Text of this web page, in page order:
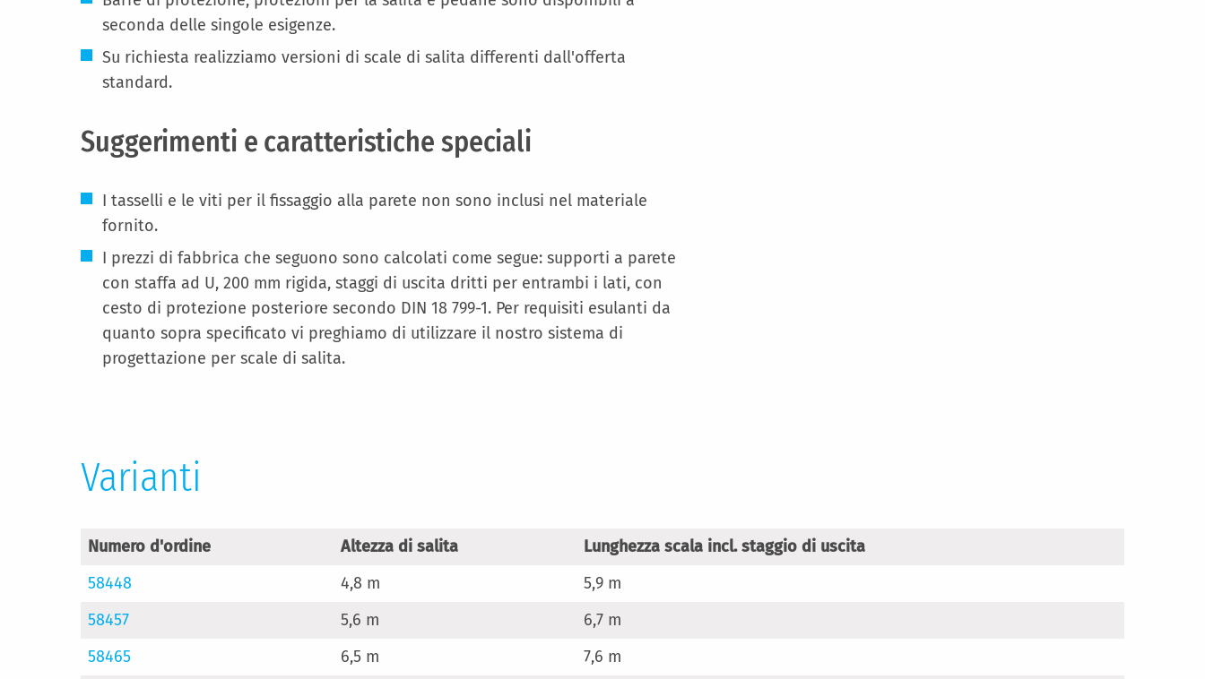
seconda delle singole esigenze.
Su richiesta realizziamo versioni di scale di salita differenti dall'offerta
standard.
Suggerimenti e caratteristiche speciali
I tasselli e le viti per il fissaggio alla parete non sono inclusi nel materiale
fornito.
I prezzi di fabbrica che seguono sono calcolati come segue: supporti a parete
con staffa ad U, 200 mm rigida, staggi di uscita dritti per entrambi i lati, con
cesto di protezione posteriore secondo DIN 18 799-1. Per requisiti esulanti da
quanto sopra specificato vi preghiamo di utilizzare il nostro sistema di
progettazione per scale di salita.
Varianti
Numero d'ordine Altezza di salita
Lunghezza scala incl. staggio di uscita
58448
4,8 m
5,9 m
58457
5,6 m
6,7 m
58465
6,5 m
7,6 m